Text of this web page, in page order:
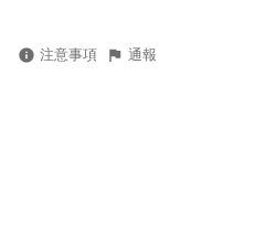
注意事項 通報